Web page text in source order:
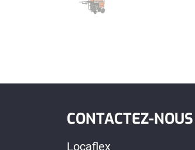
CONTACTEZ-NOUS
Locaflex